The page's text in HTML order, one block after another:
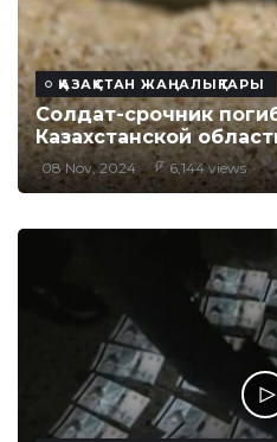
ҚАЗАҚСТАН ЖАҢАЛЫҚТАРЫ
Солдат-срочник
Казахстанской
08 Nov, 2024 6,144 views